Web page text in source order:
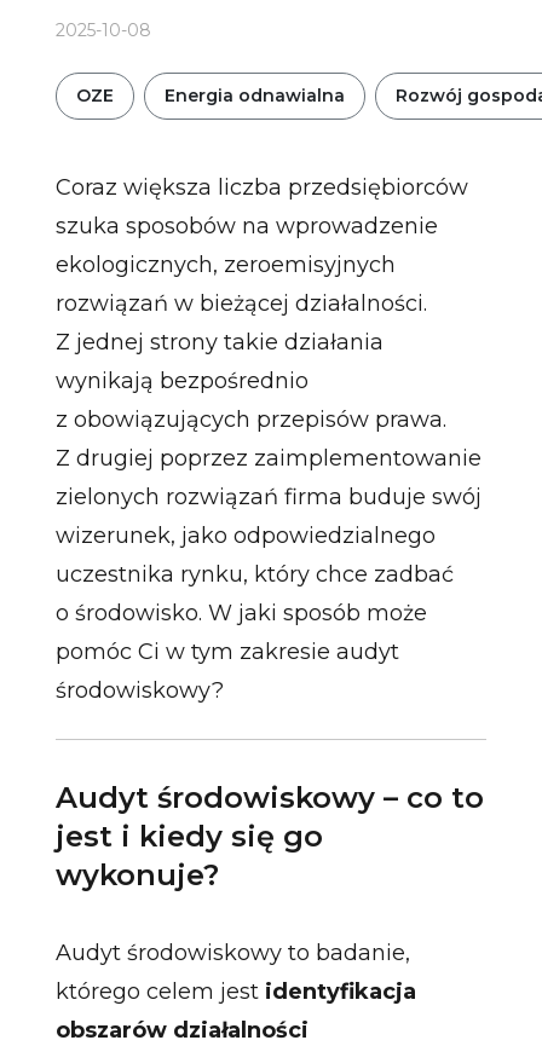
2025-10-08
OZE Energia odnawialna Rozwój
Coraz większa liczba przedsiębiorców
szuka sposobów na wprowadzenie
ekologicznych, zeroemisyjnych
rozwiązań w bieżącej działalności.
Z jednej strony takie działania
wynikają bezpośrednio
z obowiązujących przepisów prawa.
Z drugiej poprzez zaimplementowanie
zielonych rozwiązań firma buduje swój
wizerunek, jako odpowiedzialnego
uczestnika rynku, który chce zadbać
o środowisko. W jaki sposób może
pomóc Ci w tym zakresie audyt
środowiskowy?
Audyt środowiskowy – co to
jest i kiedy się go
wykonuje?
Audyt środowiskowy to badanie,
którego celem jest identyfikacja
obszarów działalności